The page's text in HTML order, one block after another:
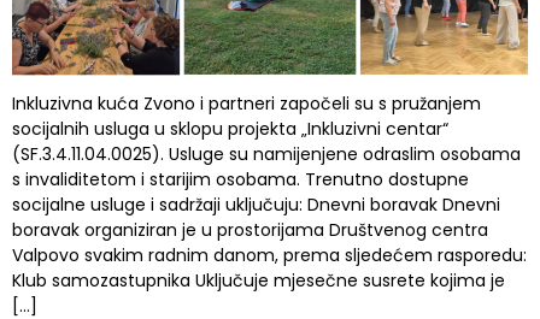
Inkluzivna kuća Zvono i partneri započeli su s pružanjem
socijalnih usluga u sklopu projekta „Inkluzivni centar“
(SF.3.4.11.04.0025). Usluge su namijenjene odraslim osobama
s invaliditetom i starijim osobama. Trenutno dostupne
socijalne usluge i sadržaji uključuju: Dnevni boravak Dnevni
boravak organiziran je u prostorijama Društvenog centra
Valpovo svakim radnim danom, prema sljedećem rasporedu:
Klub samozastupnika Uključuje mjesečne susrete kojima je
[…]